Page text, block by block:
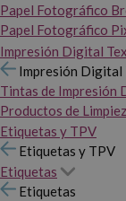
Papel Fotográfico
Papel Fotográfico
Impresión Digital
Impresión Digital
Tintas de Impresión
Productos de
Etiquetas y TPV
Etiquetas y TPV
Etiquetas
Etiquetas